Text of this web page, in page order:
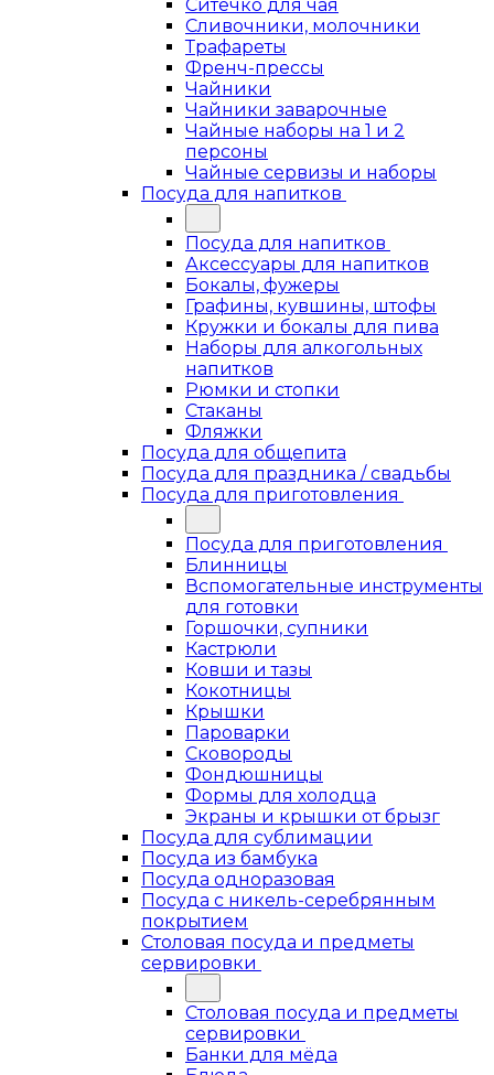
Ситечко для чая
Сливочники, молочники
Трафареты
Френч-прессы
Чайники
Чайники заварочные
Чайные наборы на 1 и 2
персоны
Чайные сервизы и наборы
Посуда для напитков
Посуда для напитков
Аксессуары для напитков
Бокалы, фужеры
Графины, кувшины, штофы
Кружки и бокалы для пива
Наборы для алкогольных
напитков
Рюмки и стопки
Стаканы
Фляжки
Посуда для общепита
Посуда для праздника / свадьбы
Посуда для приготовления
Посуда для приготовления
Блинницы
Вспомогательные инструменты
для готовки
Горшочки, супники
Кастрюли
Ковши и тазы
Кокотницы
Крышки
Пароварки
Сковороды
Фондюшницы
Формы для холодца
Экраны и крышки от брызг
Посуда для сублимации
Посуда из бамбука
Посуда одноразовая
Посуда с никель-серебрянным
покрытием
Столовая посуда и предметы
сервировки
Столовая посуда и предметы
сервировки
Банки для мёда